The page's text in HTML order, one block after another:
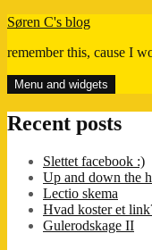
Skip
content
Søren C's blog
remember this, cause I
Menu and widgets
Recent posts
Slettet facebook :)
Up and down the
Lectio skema
Hvad koster et
Gulerodskage II